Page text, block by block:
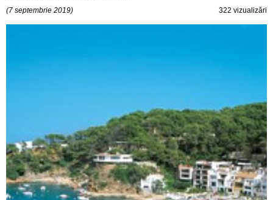
(7 septembrie 2019) 322 vizualizări